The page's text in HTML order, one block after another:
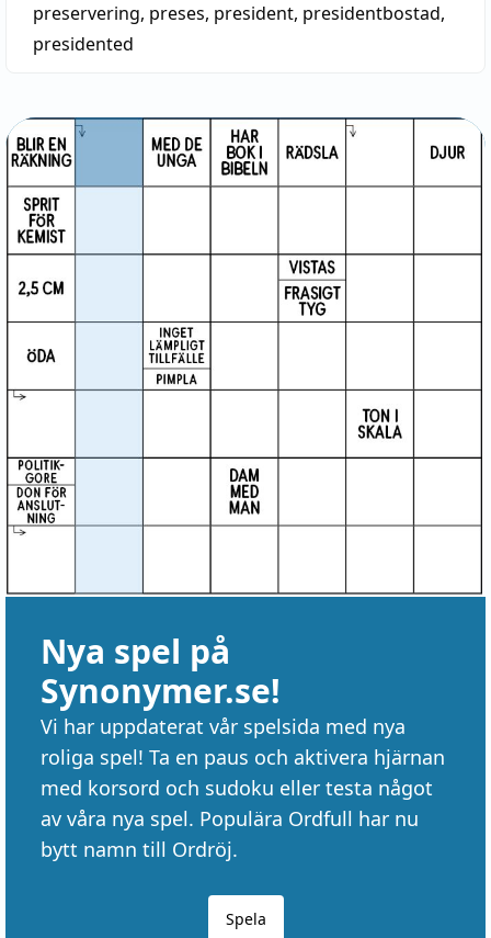
preservering, preses, president, presidentbostad,
presidented
Nya spel på
Synonymer.se!
Vi har uppdaterat vår spelsida med nya
roliga spel! Ta en paus och aktivera hjärnan
med korsord och sudoku eller testa något
av våra nya spel. Populära Ordfull har nu
bytt namn till Ordröj.
Spela